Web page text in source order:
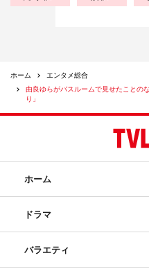
ホーム
エンタメ総合
由良ゆらがバスルームで見せたことの
り」
ホーム
ドラマ
バラエティ